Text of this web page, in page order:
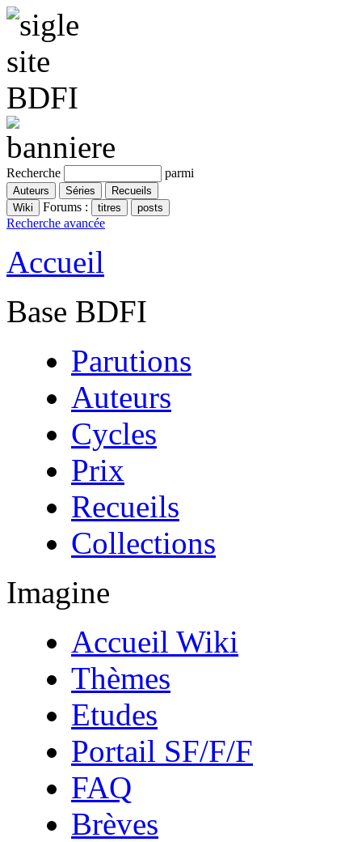
Recherche parmi
Forums :
Recherche avancée
Accueil
Base BDFI
Parutions
Auteurs
Cycles
Prix
Recueils
Collections
Imagine
Accueil Wiki
Thèmes
Etudes
Portail SF/F/F
FAQ
Brèves